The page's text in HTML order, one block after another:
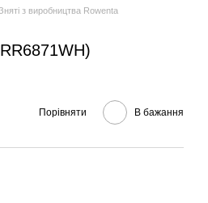
з виробництва Rowenta
Порівняти В бажання